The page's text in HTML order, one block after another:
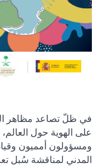
في ظلّ تصاعد مظاهر
على الهوية حول
ومسؤولون أمميون
المدني لمناقشة سُبل